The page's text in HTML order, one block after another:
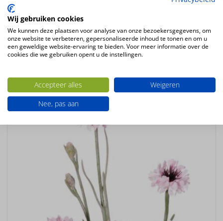
wit – creme
Bloemsoort
Gipskruid
Wij gebruiken cookies
We kunnen deze plaatsen voor analyse van onze bezoekersgegevens, om
onze website te verbeteren, gepersonaliseerde inhoud te tonen en om u
een geweldige website-ervaring te bieden. Voor meer informatie over de
cookies die we gebruiken opent u de instellingen.
Accepteer alles
Weigeren
Nee, pas aan